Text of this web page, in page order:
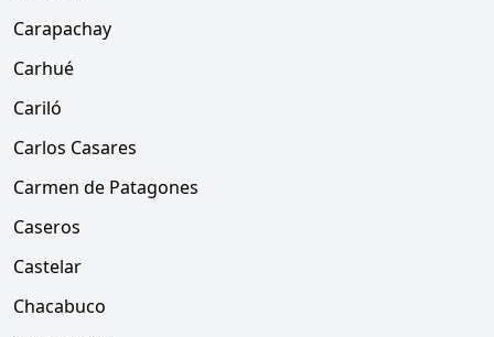
Carapachay
Carhué
Cariló
Carlos Casares
Carmen de Patagones
Caseros
Castelar
Chacabuco